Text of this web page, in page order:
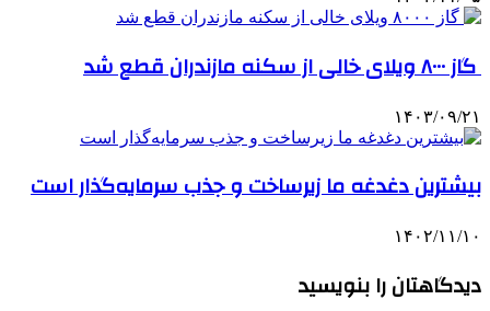
گاز ۸۰۰۰ ویلای خالی از سکنه مازندران قطع شد
۱۴۰۳/۰۹/۲۱
بیشترین دغدغه ما زیرساخت و جذب سرمایه‌گذار است
۱۴۰۲/۱۱/۱۰
دیدگاهتان را بنویسید